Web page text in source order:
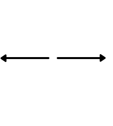
Product